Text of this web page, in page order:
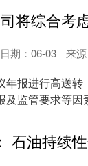
日期：06-03 来
报进行高送
监管要求等